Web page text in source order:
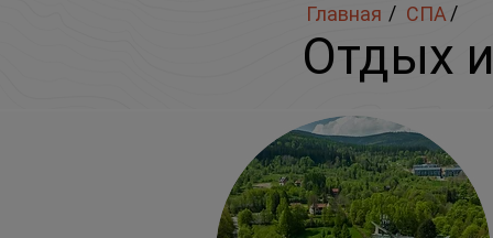
Отдых
Главная / СПА /